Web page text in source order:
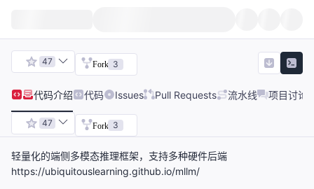
47 Fork 3
代码介绍 代码 Issues Pull Requests 流水线 项目讨论
47 Fork 3
轻量化的端侧多模态推理框架，支持多种硬件后端
https://ubiquitouslearning.github.io/mllm/